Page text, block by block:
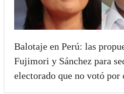
Balotaje en Perú: las
Fujimori y Sánchez para
electorado que no votó por